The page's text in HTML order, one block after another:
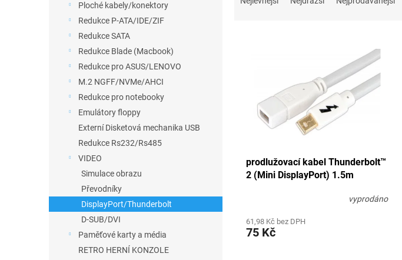
Ploché kabely/konektory
Redukce P-ATA/IDE/ZIF
Redukce SATA
Redukce Blade (Macbook)
Redukce pro ASUS/LENOVO
M.2 NGFF/NVMe/AHCI
Redukce pro notebooky
Emulátory floppy
Externí Disketová mechanika USB
Redukce Rs232/Rs485
VIDEO
Simulace obrazu
Převodníky
DisplayPort/Thunderbolt
D-SUB/DVI
Paměťové karty a média
RETRO HERNÍ KONZOLE
prodlužovací kabel Thunderbolt™
2 (Mini DisplayPort) 1.5m
vyprodáno
61,98 Kč bez DPH
75 Kč